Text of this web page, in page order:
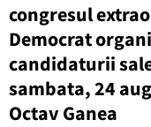
congresul
Democrat
candidaturii
sambata, 24
Octav Ganea